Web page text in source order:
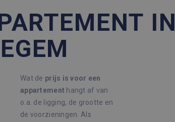
IN
Wat de prijs is voor een
appartement hangt af van
o.a. de ligging, de grootte en
de voorzieningen. Als